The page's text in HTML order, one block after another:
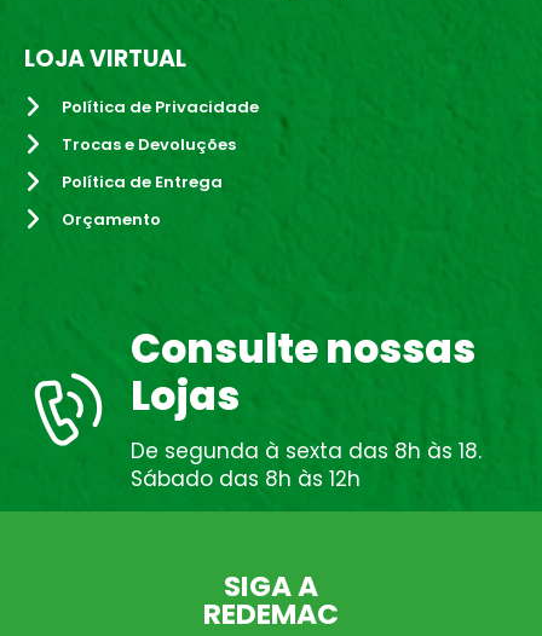
LOJA VIRTUAL
Política de Privacidade
Trocas e Devoluções
Política de Entrega
Orçamento
Consulte nossas
Lojas
De segunda à sexta das 8h às 18.
Sábado das 8h às 12h
SIGA A
REDEMAC